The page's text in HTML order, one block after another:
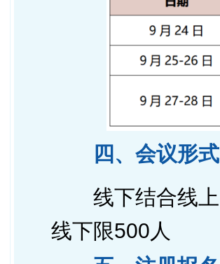
四、会议形式
线下结合线上
线下限500人